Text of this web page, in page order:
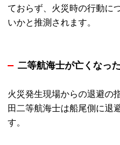
ておらず、火災時の行動に
いかと推測されます。
二等航海士が亡くなっ
火災発生現場からの退避の
田二等航海士は船尾側に退
す。